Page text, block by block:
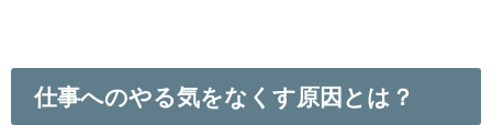
仕事へのやる気をなくす原因とは？